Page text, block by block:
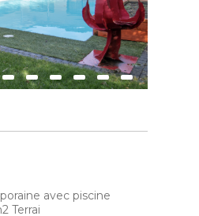
avec piscine
Terrai